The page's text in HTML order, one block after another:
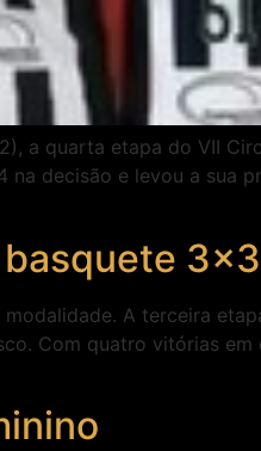
a quarta etapa do VII
na decisão e levou a sua
3×3
A terceira
Com quatro vitórias em